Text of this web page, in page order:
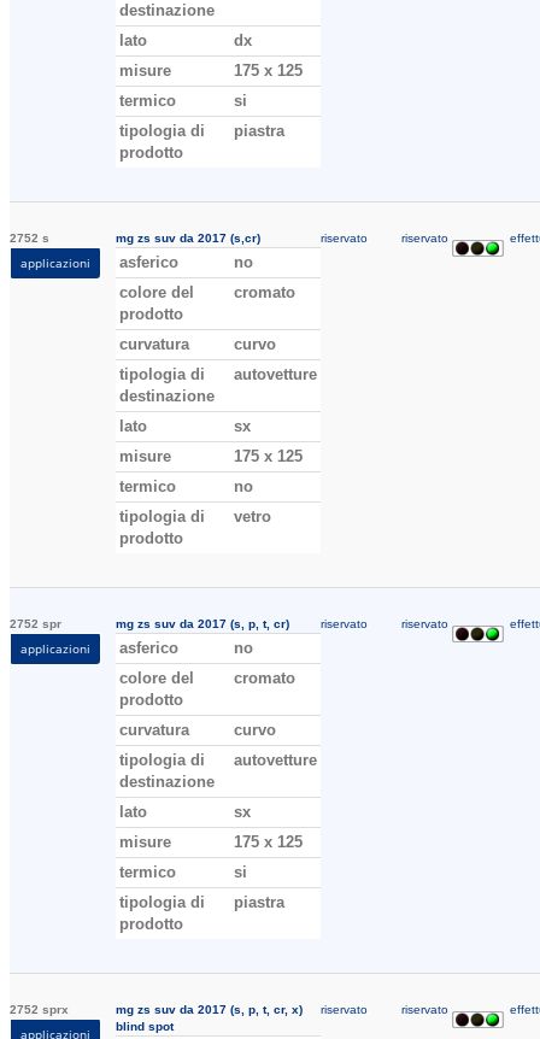
destinazione
lato
dx
misure
175 x 125
termico
si
tipologia di
prodotto
piastra
2752 s
applicazioni
mg zs suv da 2017 (s,cr)
asferico
no
colore del
prodotto
cromato
curvatura
curvo
tipologia di
destinazione
autovetture
lato
sx
misure
175 x 125
termico
no
tipologia di
prodotto
vetro
riservato riservato
2752 spr
applicazioni
mg zs suv da 2017 (s, p, t, cr)
asferico
no
colore del
prodotto
cromato
curvatura
curvo
tipologia di
destinazione
autovetture
lato
sx
misure
175 x 125
termico
si
tipologia di
prodotto
piastra
riservato riservato
2752 sprx
applicazioni
mg zs suv da 2017 (s, p, t, cr, x)
blind spot
riservato riservato